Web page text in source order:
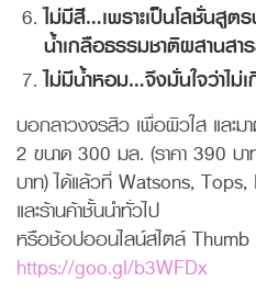
ไม่มีสี…เพราะเป็นโลชั่นสูต
น้ำเกลือธรรมชาติผสานสา
ไม่มีน้ำหอม…จึงมั่นใจว่าไม่
บอกลาวงจรสิว เพื่อผิวใส และม
2 ขนาด 300 มล. (ราคา 390 บา
บาท) ได้แล้วที่ Watsons,
และร้านค้าชั้นนำทั่วไป
หรือช้อปออนไลน์สไตล์ Thumb
https://goo.gl/b3WFDx